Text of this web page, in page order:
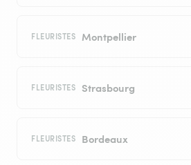
FLEURISTES Montpellier
FLEURISTES Strasbourg
FLEURISTES Bordeaux